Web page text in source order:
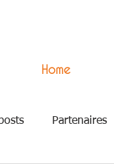
Home
Partenaires